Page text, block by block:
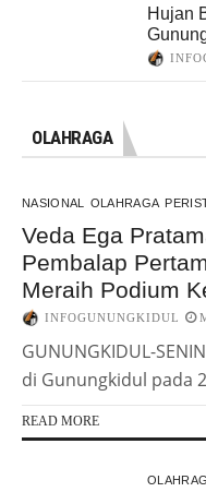
Hujan
OLAHRAGA
NASIONAL OLAHRAGA
Veda Ega
Pembalap
Meraih Podium
INFOGUNUNGKIDUL
GUNUNGKIDUL-
di Gunungkidul pada
READ MORE